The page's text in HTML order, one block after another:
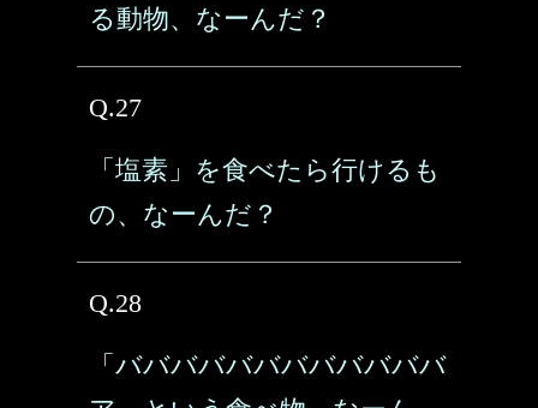
る動物、なーんだ？
Q.27
「塩素」を食べたら行けるも
の、なーんだ？
Q.28
「ババババババババババババ